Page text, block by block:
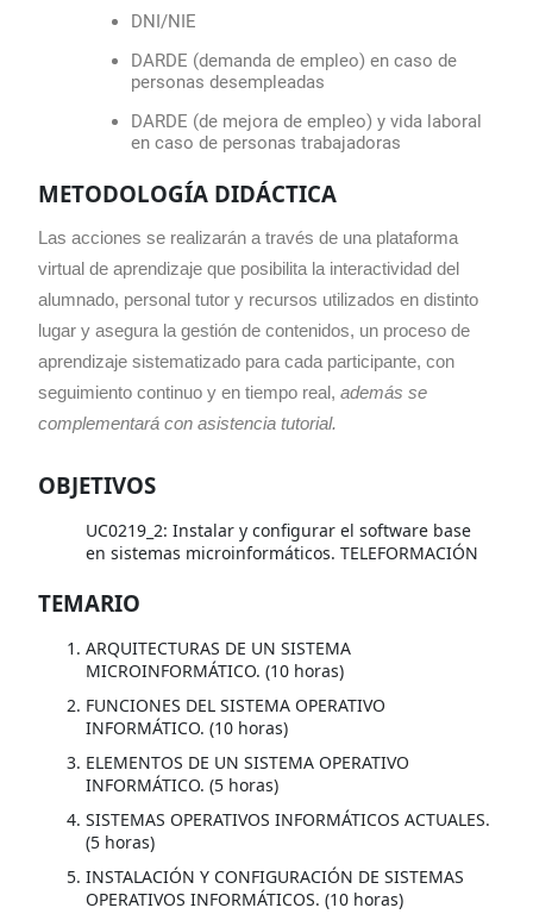
DNI/NIE
DARDE (demanda de empleo) en caso de
personas desempleadas
DARDE (de mejora de empleo) y vida laboral
en caso de personas trabajadoras
METODOLOGÍA DIDÁCTICA
Las acciones se realizarán a través de una plataforma
virtual de aprendizaje que posibilita la interactividad del
alumnado, personal tutor y recursos utilizados en distinto
lugar y asegura la gestión de contenidos, un proceso de
aprendizaje sistematizado para cada participante, con
seguimiento continuo y en tiempo real, además se
complementará con asistencia tutorial.
OBJETIVOS
UC0219_2: Instalar y configurar el software base
en sistemas microinformáticos. TELEFORMACIÓN
TEMARIO
ARQUITECTURAS DE UN SISTEMA
MICROINFORMÁTICO. (10 horas)
FUNCIONES DEL SISTEMA OPERATIVO
INFORMÁTICO. (10 horas)
ELEMENTOS DE UN SISTEMA OPERATIVO
INFORMÁTICO. (5 horas)
SISTEMAS OPERATIVOS INFORMÁTICOS ACTUALES.
(5 horas)
INSTALACIÓN Y CONFIGURACIÓN DE SISTEMAS
OPERATIVOS INFORMÁTICOS. (10 horas)